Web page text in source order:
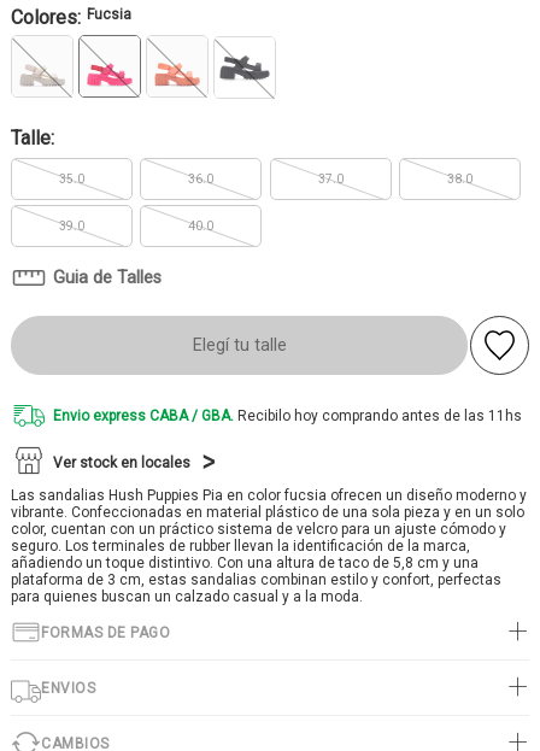
Colores: Fucsia
Talle:
35.0 36.0 37.0 38.0
39.0 40.0
Guia de Talles
Elegí tu talle
Envio express CABA / GBA. Recibilo hoy comprando antes de las 11hs
Ver stock en locales
Las sandalias Hush Puppies Pia en color fucsia ofrecen un diseño moderno y
vibrante. Confeccionadas en material plástico de una sola pieza y en un solo
color, cuentan con un práctico sistema de velcro para un ajuste cómodo y
seguro. Los terminales de rubber llevan la identificación de la marca,
añadiendo un toque distintivo. Con una altura de taco de 5,8 cm y una
plataforma de 3 cm, estas sandalias combinan estilo y confort, perfectas
para quienes buscan un calzado casual y a la moda.
FORMAS DE PAGO
ENVIOS
CAMBIOS